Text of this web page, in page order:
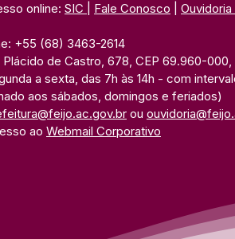
online: SIC Fale Conosco Ouvidoria
+55 (68) 3463-2614
Plácido de Castro, 678, CEP 69.960-
a sexta, das 7h às 14h - com
aos sábados, domingos e feriados)
ou
ao Webmail Corporativo